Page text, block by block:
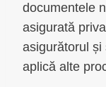
documentele
asigurată
asigurătorul
aplică alte